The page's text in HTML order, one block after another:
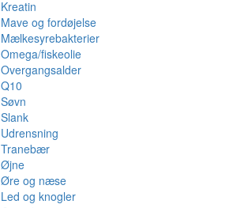
Kreatin
Mave og fordøjelse
Mælkesyrebakterier
Omega/fiskeolie
Overgangsalder
Q10
Søvn
Slank
Udrensning
Tranebær
Øjne
Øre og næse
Led og knogler